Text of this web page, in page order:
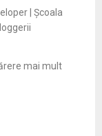
| Școala
mai mult